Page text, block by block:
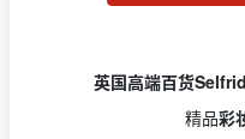
英国高端百货
精品彩